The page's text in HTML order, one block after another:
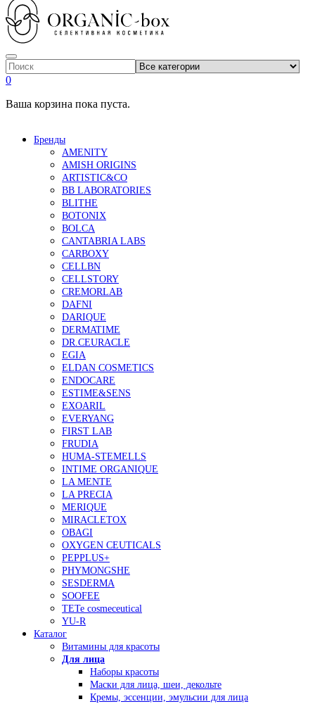
0
Ваша корзина пока пуста.
Бренды
AMENITY
AMISH ORIGINS
ARTISTIC&CO
BB LABORATORIES
BLITHE
BOTONIX
BOLCA
CANTABRIA LABS
CARBOXY
CELLBN
CELLSTORY
CREMORLAB
DAFNI
DARIQUE
DERMATIME
DR.CEURACLE
EGIA
ELDAN COSMETICS
ENDOCARE
ESTIME&SENS
EXOARIL
EVERYANG
FIRST LAB
FRUDIA
HUMA-STEMELLS
INTIME ORGANIQUE
LA MENTE
LA PRECIA
MERIQUE
MIRACLETOX
OBAGI
OXYGEN CEUTICALS
PEPPLUS+
PHYMONGSHE
SESDERMA
SOOFEE
TETe cosmeceutical
YU-R
Каталог
Витамины для красоты
Для лица
Наборы красоты
Маски для лица, шеи, декольте
Кремы, эссенции, эмульсии для лица